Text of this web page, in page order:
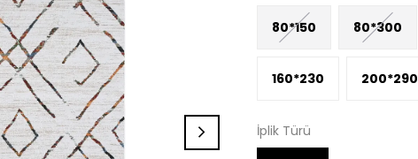
80*150 80*300
160*230 200*290
İplik Türü